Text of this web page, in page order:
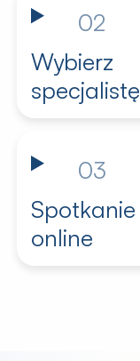
02
Wybierz
specjalistę
03
Spotkanie
online